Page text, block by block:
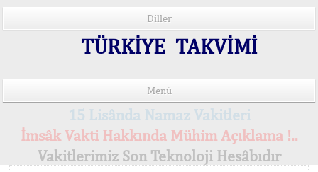
Diller
TÜRKİYE TAKVİMİ
Menü
15 Lisânda Namaz Vakitleri
İmsâk Vakti Hakkında Mühim Açıklama !..
Vakitlerimiz Son Teknoloji Hesâbıdır